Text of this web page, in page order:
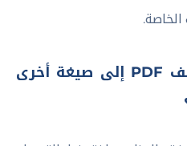
كيف يمكنني تحويل ملف PDF إلى صيغة أخرى